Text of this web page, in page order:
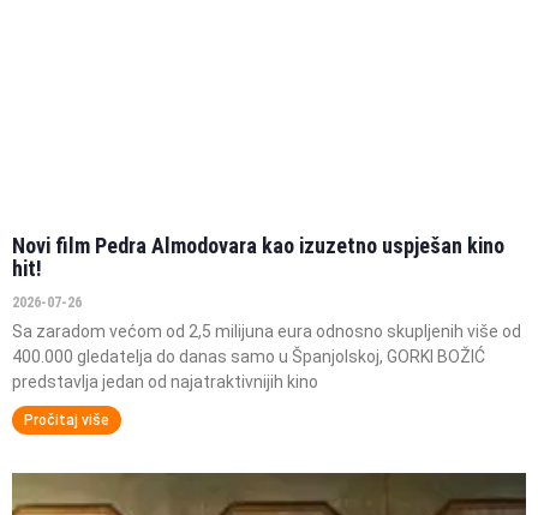
Novi film Pedra Almodovara kao izuzetno uspješan kino
hit!
2026-07-26
Sa zaradom većom od 2,5 milijuna eura odnosno skupljenih više od
400.000 gledatelja do danas samo u Španjolskoj, GORKI BOŽIĆ
predstavlja jedan od najatraktivnijih kino
Pročitaj više